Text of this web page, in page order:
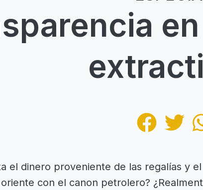
el dinero proveniente de las regalías y
con el canon petrolero?